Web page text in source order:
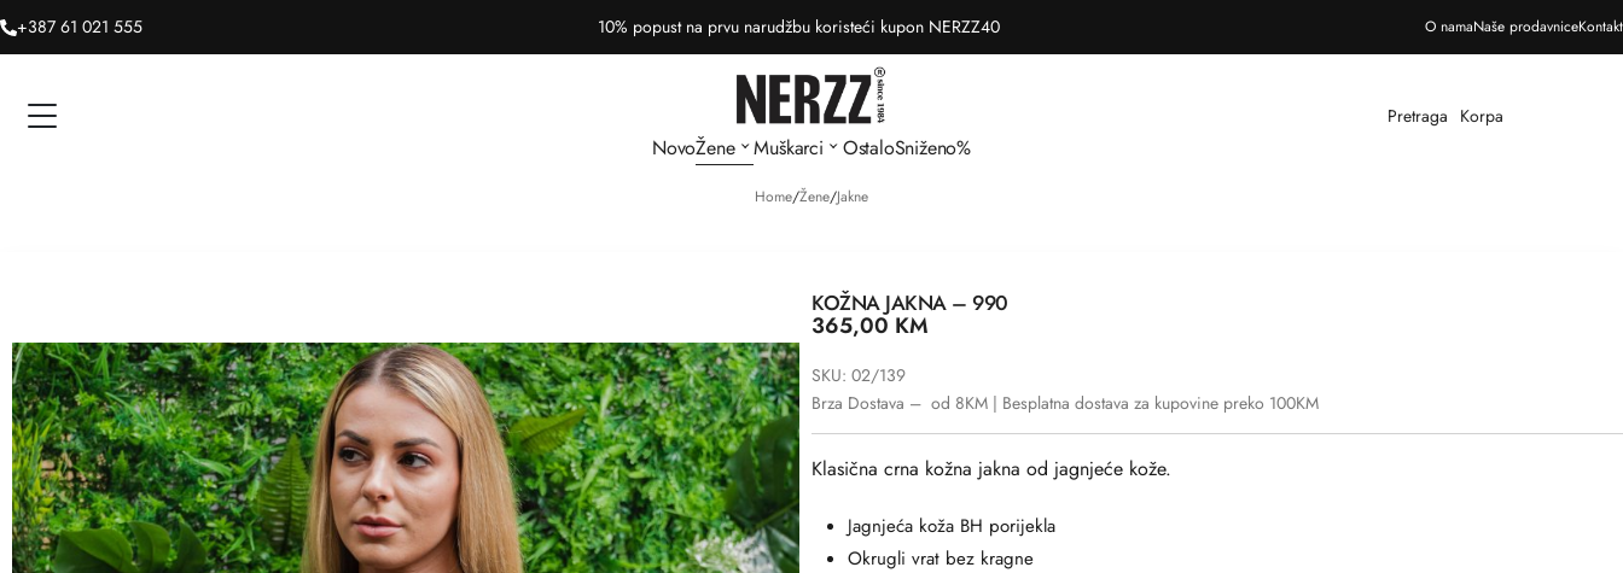
+387 61 021 555 10% popust na prvu narudžbu koristeći kupon NERZZ40 Besplatna dostava za sve narudžbe iznad 100 KM
O namaNaše prodavniceKontakt
NovoŽene Muškarci OstaloSniženo%
Pretraga Korpa
Home/Žene/Jakne
KOŽNA JAKNA – 990
365,00 KM
SKU: 02/139
Brza Dostava – od 8KM | Besplatna dostava za kupovine preko 100KM
Klasična crna kožna jakna od jagnjeće kože.
Jagnjeća koža BH porijekla
Okrugli vrat bez kragne